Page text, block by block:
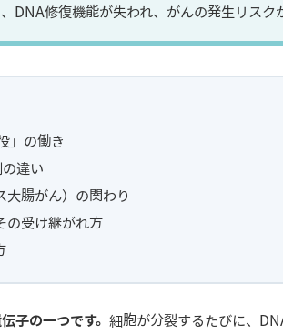
DNA修復機能が失われ、がんの発生リスク
」の働き
違い
大腸がん）の関わり
の受け継がれ方
子の一つです。 細胞が分裂するたびに、